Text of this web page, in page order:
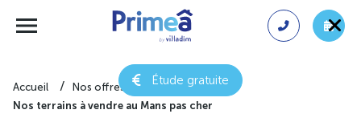
Étude gratuite
Accueil
Nos offres de terrain
Nos terrains à vendre au Mans pas cher